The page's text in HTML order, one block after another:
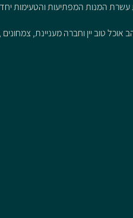
המנות המפתיעות והטעימות
טוב יין וחברה מעניינת,